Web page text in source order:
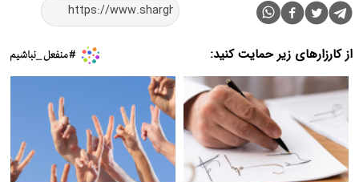
از کارزارهای زیر حمایت کنید: